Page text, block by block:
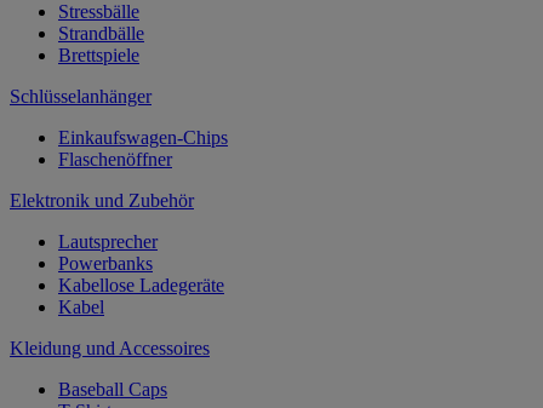
Stressbälle
Strandbälle
Brettspiele
Schlüsselanhänger
Einkaufswagen-Chips
Flaschenöffner
Elektronik und Zubehör
Lautsprecher
Powerbanks
Kabellose Ladegeräte
Kabel
Kleidung und Accessoires
Baseball Caps